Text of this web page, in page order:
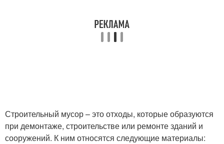
Строительный мусор – это отходы, которые образуются
при демонтаже, строительстве или ремонте зданий и
сооружений. К ним относятся следующие материалы: